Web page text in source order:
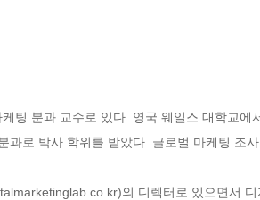
팅 분과 교수로 있다. 영국 웨일스 대학교에
과로 박사 학위를 받았다. 글로벌 마케팅 조
의 디렉터로 있으면서